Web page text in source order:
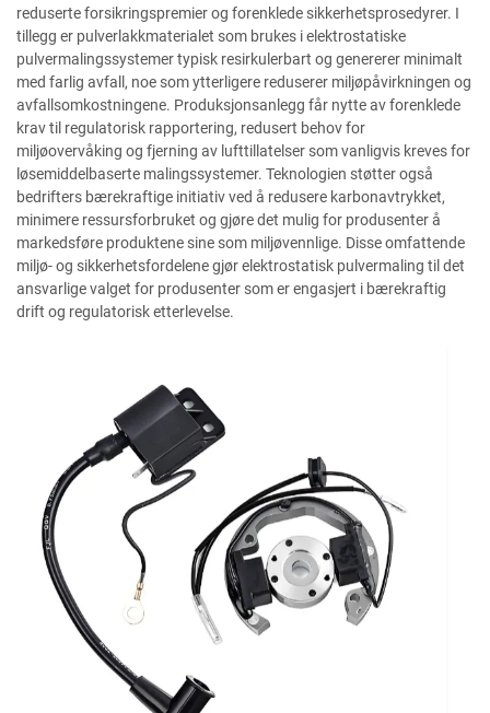
reduserte forsikringspremier og forenklede sikkerhetsprosedyrer. I
tillegg er pulverlakkmaterialet som brukes i elektrostatiske
pulvermalingssystemer typisk resirkulerbart og genererer minimalt
med farlig avfall, noe som ytterligere reduserer miljøpåvirkningen og
avfallsomkostningene. Produksjonsanlegg får nytte av forenklede
krav til regulatorisk rapportering, redusert behov for
miljøovervåking og fjerning av lufttillatelser som vanligvis kreves for
løsemiddelbaserte malingssystemer. Teknologien støtter også
bedrifters bærekraftige initiativ ved å redusere karbonavtrykket,
minimere ressursforbruket og gjøre det mulig for produsenter å
markedsføre produktene sine som miljøvennlige. Disse omfattende
miljø- og sikkerhetsfordelene gjør elektrostatisk pulvermaling til det
ansvarlige valget for produsenter som er engasjert i bærekraftig
drift og regulatorisk etterlevelse.